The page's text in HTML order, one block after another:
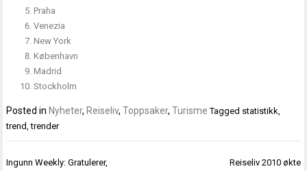
Praha
Venezia
New York
København
Madrid
Stockholm
Posted in Nyheter, Reiseliv,Toppsaker,Turisme Tagged statistikk,
trend,trender
Innleggsnavigasjon
Ingunn Weekly: Gratulerer,
Reiseliv 2010 økte